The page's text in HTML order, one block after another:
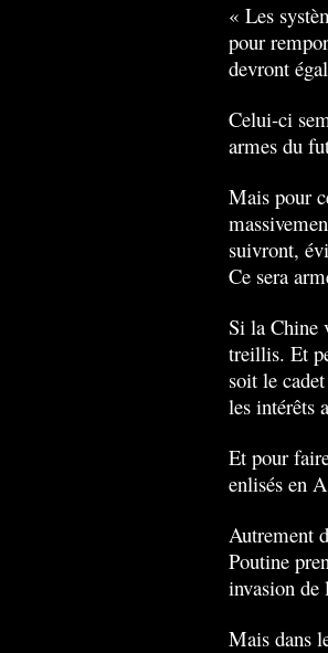
« Les
pour
devront
Celui-ci
armes du
Mais pour
suivront,
Ce sera
Si la Chine
treillis. Et
soit le
les intérêts
Et pour
enlisés en
Autrement
Poutine
invasion de
Mais dans